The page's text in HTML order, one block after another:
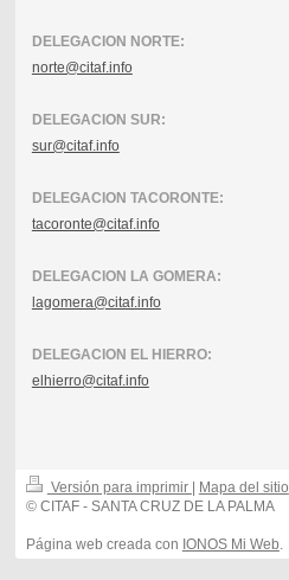
DELEGACION NORTE:
norte@citaf.info
DELEGACION SUR:
sur@citaf.info
DELEGACION TACORONTE:
tacoronte@citaf.info
DELEGACION LA GOMERA:
lagomera@citaf.info
DELEGACION EL HIERRO:
elhierro@citaf.info
Versión para imprimir | Mapa del sitio
© CITAF - SANTA CRUZ DE LA PALMA
Página web creada con IONOS Mi Web